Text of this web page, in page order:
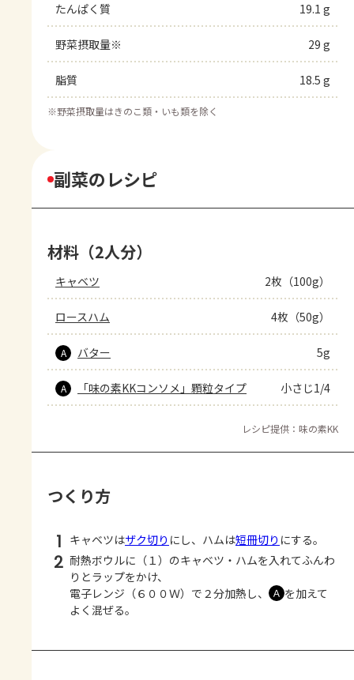
たんぱく質 19.1 g
野菜摂取量※ 29 g
脂質 18.5 g
※野菜摂取量はきのこ類・いも類を除く
副菜のレシピ
材料（2人分）
キャベツ 2枚（100g）
ロースハム 4枚（50g）
A バター 5g
A 「味の素KKコンソメ」顆粒タイプ 小さじ1/4
レシピ提供：味の素KK
つくり方
1 キャベツはザク切り にし、ハムは短冊切り にする。
2 耐熱ボウルに（１）のキャベツ・ハムを入れてふんわ
りとラップをかけ、
電子レンジ（６００Ｗ）で２分加熱し、
Ａ を加えて
よく混ぜる。